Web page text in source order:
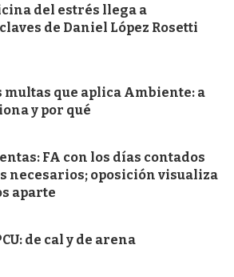
del estrés llega a
de Daniel López Rosetti
multas que aplica Ambiente: a
y por qué
FA con los días contados
necesarios; oposición visualiza
aparte
de cal y de arena